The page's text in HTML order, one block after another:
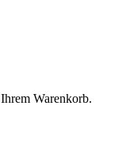
Warenkorb.